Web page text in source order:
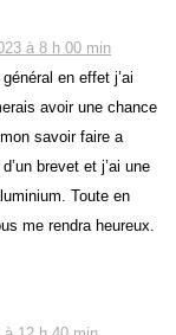
à 8 h 00 min
en effet j’ai
avoir une chance
savoir faire a
brevet et j’ai une
Toute en
me rendra heureux.